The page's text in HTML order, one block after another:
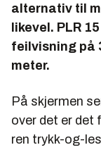
alternativ til
likevel. PLR
feilvisning på
meter.
På skjermen
over det er det
ren trykk-og-